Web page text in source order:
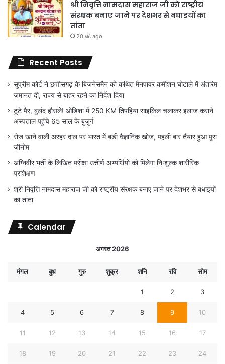
श्री निवृत्ति नामदास महाराज जी को राष्ट्रीय
संरक्षक बनाए जाने पर देशभर से बधाइयों का
तांता
20 घंटे ago
Recent Posts
सुप्रीम कोर्ट ने छत्तीसगढ़ के बिज़नेसमैन को कथित मैनपावर कमीशन घोटाले में अंतरिम
ज़मानत दी, राज्य से बाहर रहने का निर्देश दिया
टूटे पैर, बुलंद हौसले! ओडिशा में 250 KM तिपहिया साइकिल चलाकर इलाज कराने
अस्पताल पहुंचे 65 साल के बुजुर्ग
रोज खाने वाली अरहर दाल पर भारत में बड़ी वैज्ञानिक खोज, पहली बार तैयार हुआ पूरा
जीनोम
अग्निवीर भर्ती के लिखित परीक्षा उत्तीर्ण अभ्यर्थियों को मिलेगा निःशुल्क शारीरिक
प्रशिक्षण
श्री निवृत्ति नामदास महाराज जी को राष्ट्रीय संरक्षक बनाए जाने पर देशभर से बधाइयों
का तांता
Calendar
अगस्त 2026
मंगल बुध गुरु शुक्र शनि रवि सोम
1 2 3
4 5 6 7 8 9 10
11 12 13 14 15 16 17
18 19 20 21 22 23 24